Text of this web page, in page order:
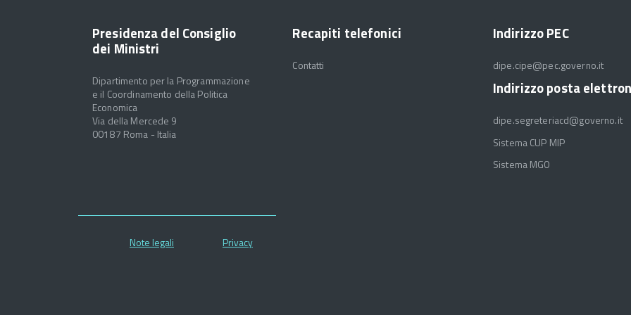
Presidenza del Consiglio
dei Ministri
Dipartimento per la Programmazione
e il Coordinamento della Politica
Economica
Via della Mercede 9
00187 Roma - Italia
Recapiti telefonici
Contatti
Indirizzo PEC
dipe.cipe@pec.governo.it
Indirizzo posta
dipe.segreteriacd@governo.it
Sistema CUP MIP
Sistema MGO
Note legali Privacy